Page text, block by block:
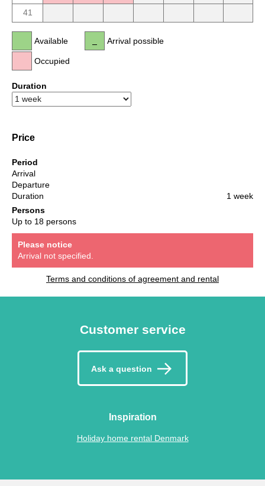
41
Available
Occupied
Arrival possible
Duration
Price
Period
Arrival
Departure
Duration
1 week
Persons
Up to 18 persons
Please notice
Arrival not specified.
Terms and conditions of agreement and rental
Customer service
Ask a question
Inspiration
Holiday home rental Denmark